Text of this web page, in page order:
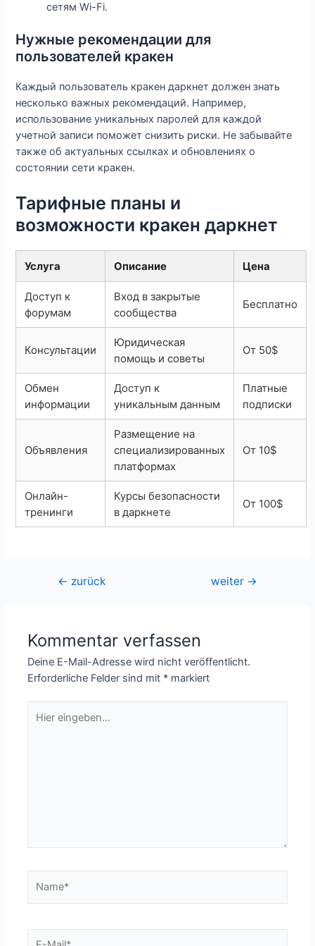
сетям Wi-Fi.
Нужные рекомендации для
пользователей кракен
Каждый пользователь кракен даркнет должен знать
несколько важных рекомендаций. Например,
использование уникальных паролей для каждой
учетной записи поможет снизить риски. Не забывайте
также об актуальных ссылках и обновлениях о
состоянии сети кракен.
Тарифные планы и
возможности кракен даркнет
Услуга Описание Цена
Доступ к
форумам
Вход в закрытые
сообщества
Бесплатно
Консультации
Юридическая
помощь и советы
От 50$
Обмен
информации
Доступ к
уникальным данным
Платные
подписки
Объявления
Размещение на
специализированных
платформах
От 10$
Онлайн-
тренинги
Курсы безопасности
в даркнете
От 100$
Beitragsnavigation
← zurück weiter →
Kommentar verfassen
Deine E-Mail-Adresse wird nicht veröffentlicht.
Erforderliche Felder sind mit * markiert
eingeben…